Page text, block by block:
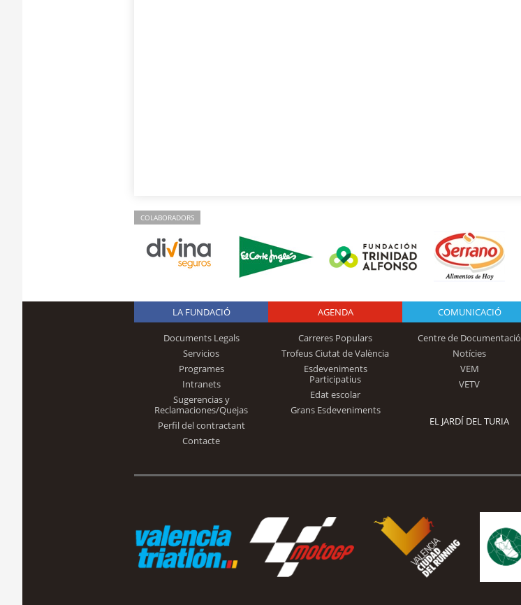
COLABORADORS
Logo Fundación
Trinidad Alfonso
LA FUNDACIÓ
Documents Legals
Servicios
Programes
Intranets
Sugerencias y
Reclamaciones/Quejas
Perfil del contractant
Contacte
AGENDA
Carreres Populars
Trofeus Ciutat de València
Esdeveniments
Participatius
Edat escolar
Grans Esdeveniments
COMUNICACIÓ
Centre de Documentació
Notícies
VEM
VETV
EL JARDÍ DEL TURIA